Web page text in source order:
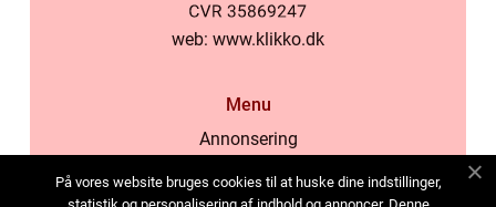
web: www.klikko.dk
Menu
Annonsering
Cookies
På vores website bruges cookies til at huske dine indstillinger,